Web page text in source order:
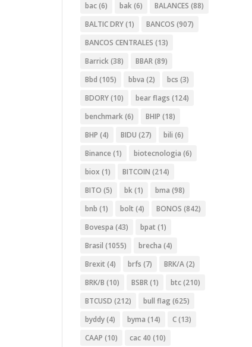
bac(6) bak(6) BALANCES (88)
BALTIC DRY(1) BANCOS (907)
BANCOS CENTRALES (13)
Barrick(38) BBAR(89)
Bbd (105) bbva (2) bcs (3)
BDORY(10) bear flags (124)
benchmark(6) BHIP (18)
BHP (4) BIDU (27) bili (6)
Binance (1) biotecnologia (6)
biox (1) BITCOIN (214)
BITO (5) bk(1) bma (98)
bnb (1) bolt (4) BONOS (842)
Bovespa (43) bpat (1)
Brasil (1055) brecha (4)
Brexit (4) brfs (7) BRK/A(2)
BRK/B (10) BSBR(1) btc(210)
BTCUSD (212) bull flag (625)
byddy(4) byma (14) C(13)
CAAP (10) cac 40 (10)